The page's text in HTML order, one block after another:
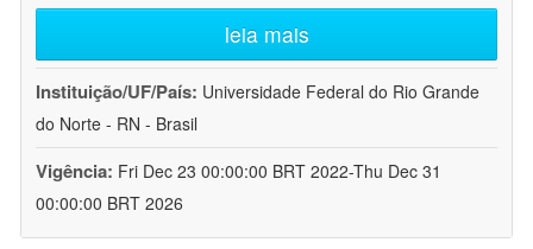
leia mais
Instituição/UF/País: Universidade Federal do Rio Grande
do Norte - RN - Brasil
Vigência: Fri Dec 23 00:00:00 BRT 2022-Thu Dec 31
00:00:00 BRT 2026